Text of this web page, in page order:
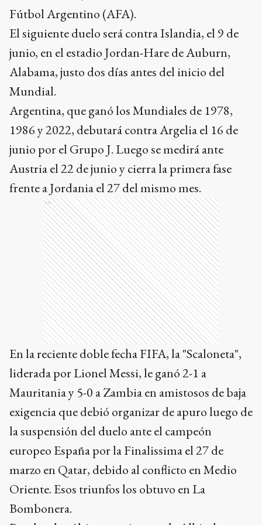
Fútbol Argentino (AFA).
El siguiente duelo será contra Islandia, el 9 de
junio, en el estadio Jordan-Hare de Auburn,
Alabama, justo dos días antes del inicio del
Mundial.
Argentina, que ganó los Mundiales de 1978,
1986 y 2022, debutará contra Argelia el 16 de
junio por el Grupo J. Luego se medirá ante
Austria el 22 de junio y cierra la primera fase
frente a Jordania el 27 del mismo mes.
Ads
En la reciente doble fecha FIFA, la "Scaloneta",
liderada por Lionel Messi, le ganó 2-1 a
Mauritania y 5-0 a Zambia en amistosos de baja
exigencia que debió organizar de apuro luego de
la suspensión del duelo ante el campeón
europeo España por la Finalissima el 27 de
marzo en Qatar, debido al conflicto en Medio
Oriente. Esos triunfos los obtuvo en La
Bombonera.